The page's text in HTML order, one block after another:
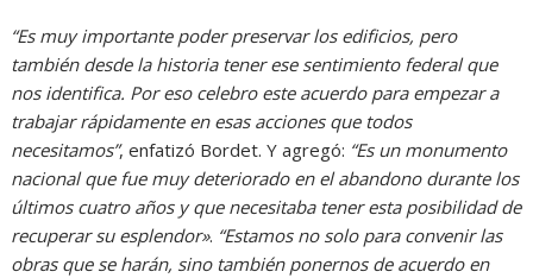
“Es muy importante poder preservar los edificios, pero
también desde la historia tener ese sentimiento federal que
nos identifica. Por eso celebro este acuerdo para empezar a
trabajar rápidamente en esas acciones que todos
necesitamos”, enfatizó Bordet. Y agregó: “Es un monumento
nacional que fue muy deteriorado en el abandono durante los
últimos cuatro años y que necesitaba tener esta posibilidad de
recuperar su esplendor». “Estamos no solo para convenir las
obras que se harán, sino también ponernos de acuerdo en